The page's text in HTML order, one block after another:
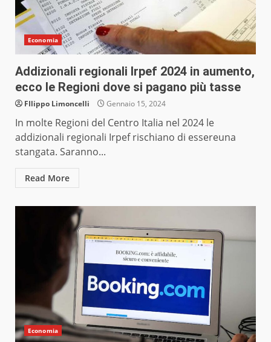
Economia
Addizionali regionali Irpef 2024 in aumento,
ecco le Regioni dove si pagano più tasse
FIlippo Limoncelli Gennaio 15, 2024
In molte Regioni del Centro Italia nel 2024 le
addizionali regionali Irpef rischiano di essereuna
stangata. Saranno...
Read More
Economia